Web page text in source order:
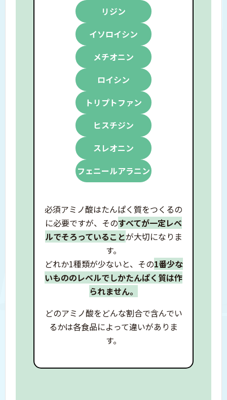
リジン
イソロイシン
メチオニン
ロイシン
トリプトファン
ヒスチジン
スレオニン
フェニールアラニン
必須アミノ酸はたんぱく質をつくるの
に必要ですが、 そのすべてが一定レベ
ルでそろっていることが大切になりま
す。
どれか1種類が少ないと、 その1番少な
いもののレベルでしかたんぱく質は作
られません。
どのアミノ酸をどんな割合で含んでい
るかは各食品によって違いがありま
す。